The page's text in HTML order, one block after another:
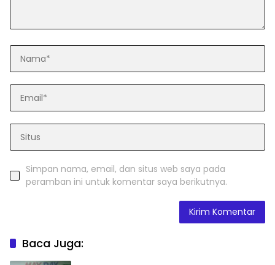
Simpan nama, email, dan situs web saya pada
peramban ini untuk komentar saya berikutnya.
Baca Juga: